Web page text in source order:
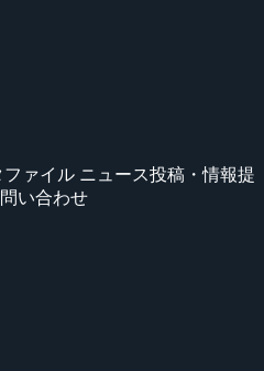
ファイル ニュース投稿・情報提
い合わせ